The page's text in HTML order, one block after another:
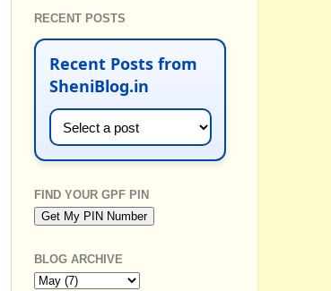
RECENT POSTS
Recent Posts from
SheniBlog.in
FIND YOUR GPF PIN
BLOG ARCHIVE